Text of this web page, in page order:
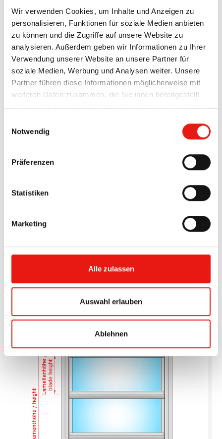
Wir verwenden Cookies, um Inhalte und Anzeigen zu
personalisieren, Funktionen für soziale Medien anbieten
zu können und die Zugriffe auf unsere Website zu
analysieren. Außerdem geben wir Informationen zu Ihrer
Verwendung unserer Website an unsere Partner für
soziale Medien, Werbung und Analysen weiter. Unsere
Partner führen diese Informationen möglicherweise mit
weiteren Daten zusammen, die Sie ihnen bereitgestellt
haben oder die sie im Rahmen Ihrer Nutzung der Dienste
Impressum
Notwendig
Präferenzen
Statistiken
Marketing
Alle zulassen
Auswahl erlauben
Ablehnen